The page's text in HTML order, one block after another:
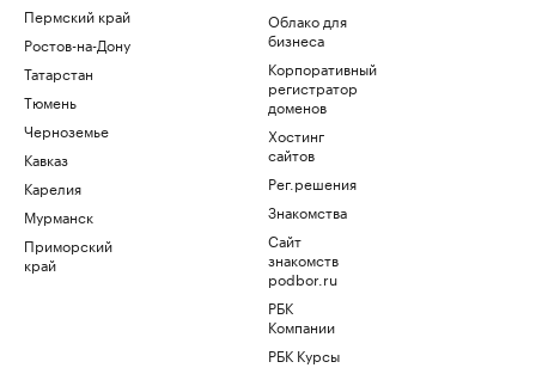
Пермский край
Ростов-на-Дону
Татарстан
Тюмень
Черноземье
Кавказ
Карелия
Мурманск
Приморский
край
Облако для
бизнеса
Корпоративный
регистратор
доменов
Хостинг
сайтов
Рег.решения
Знакомства
Сайт
знакомств
podbor.ru
РБК
Компании
РБК Курсы